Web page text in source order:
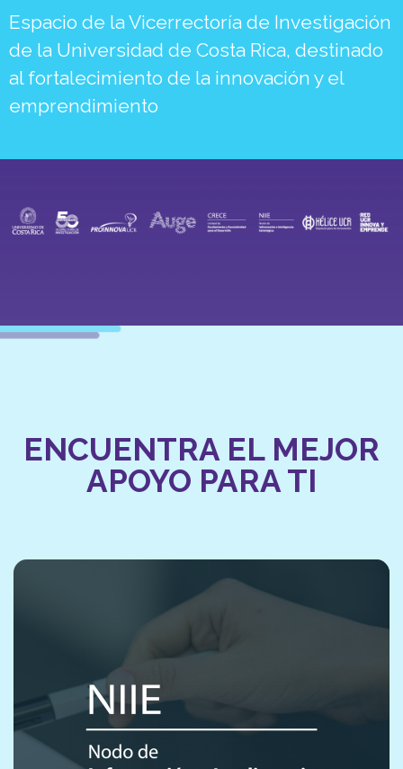
Espacio de la Vicerrectoría de Investigación
de la Universidad de Costa Rica, destinado
al fortalecimiento de la innovación y el
emprendimiento
ENCUENTRA EL MEJOR
APOYO PARA TI